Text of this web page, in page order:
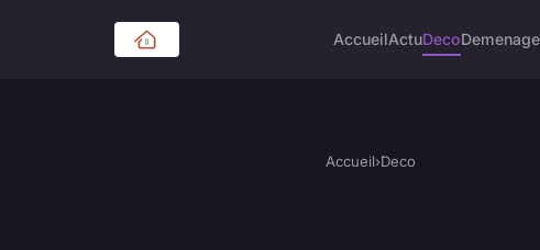
AccueilActuDeco
Accueil›Deco